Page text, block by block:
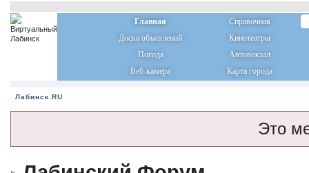
Главная
Справочная
Доска объявлений
Кинотеатры
Погода
Автовокзал
Веб-камера
Карта города
Лабинск.RU
Это